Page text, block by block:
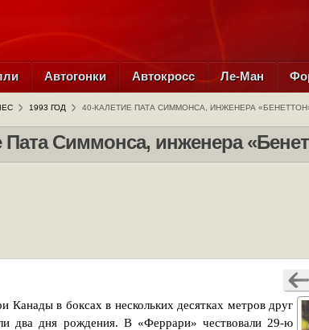
Автогонки Автокросс Ле-Ман
1993 ГОД 40-КАЛЕТИЕ ПАТА СИММОНСА, ИНЖЕНЕРА
Пата Симмонса, инженера
Канады в боксах в нескольких десятках метров друг
два дня рождения. В «Феррари» чествовали 29-ю